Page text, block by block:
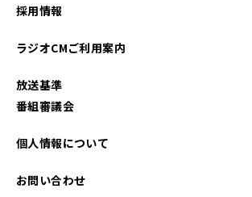
2025年09月
採用情報
ラジオCMご利用案内
放送基準
番組審議会
個人情報について
お問い合わせ